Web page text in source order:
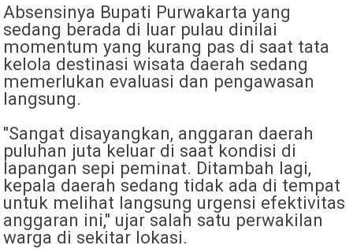
Absensinya Bupati Purwakarta yang
sedang berada di luar pulau dinilai
momentum yang kurang pas di saat tata
kelola destinasi wisata daerah sedang
memerlukan evaluasi dan pengawasan
langsung.
​"Sangat disayangkan, anggaran daerah
puluhan juta keluar di saat kondisi di
lapangan sepi peminat. Ditambah lagi,
kepala daerah sedang tidak ada di tempat
untuk melihat langsung urgensi efektivitas
anggaran ini," ujar salah satu perwakilan
warga di sekitar lokasi.